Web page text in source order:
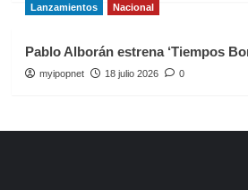
Lanzamientos Nacional
Pablo Alborán estrena ‘Tiempos
myipopnet 18 julio 2026 0